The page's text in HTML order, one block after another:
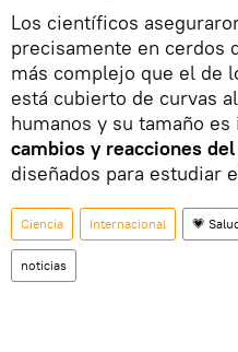
Los científicos
precisamente en cerdos
más complejo que el de
está cubierto de curvas
humanos y su tamaño
cambios y reacciones
diseñados para estudiar
Ciencia Internacional 💗
noticias